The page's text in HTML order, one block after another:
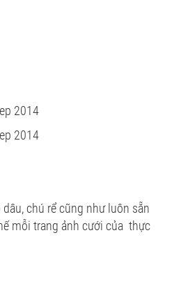
chú rể cũng như luôn sẵn
mỗi trang ảnh cưới của thực